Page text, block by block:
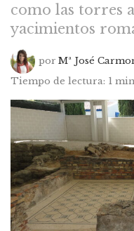
como las torres
yacimientos
por Mª José
Tiempo de lectura: 1 min